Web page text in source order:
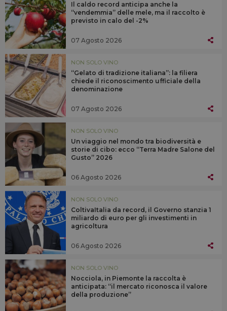
Il caldo record anticipa anche la
“vendemmia” delle mele, ma il raccolto è
previsto in calo del -2%
07 Agosto 2026
NON SOLO VINO
“Gelato di tradizione italiana”: la filiera
chiede il riconoscimento ufficiale della
denominazione
07 Agosto 2026
NON SOLO VINO
Un viaggio nel mondo tra biodiversità e
storie di cibo: ecco “Terra Madre Salone del
Gusto” 2026
06 Agosto 2026
NON SOLO VINO
ColtivaItalia da record, il Governo stanzia 1
miliardo di euro per gli investimenti in
agricoltura
06 Agosto 2026
NON SOLO VINO
Nocciola, in Piemonte la raccolta è
anticipata: “il mercato riconosca il valore
della produzione”